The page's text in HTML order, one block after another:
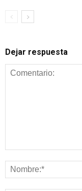
Dejar respuesta